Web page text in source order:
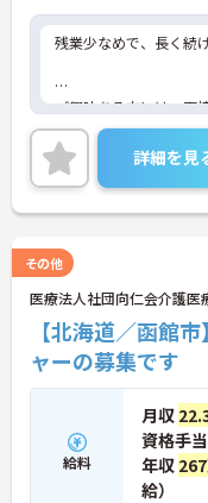
残業少なめで、長く続
ご興味ある方には、面
細をお話致しますので
詳細を見
その他
医療法人社団向仁会介護
【北海道／函館
ャーの募集です
給料
月収
資格手当
年収
給）